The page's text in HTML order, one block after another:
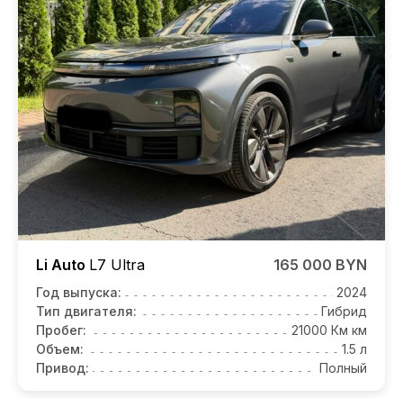
Li Auto L7 Ultra 165 000 BYN
Год выпуска:
2024
Тип двигателя:
Гибрид
Пробег:
21000 Км км
Объем:
1.5 л
Привод:
Полный